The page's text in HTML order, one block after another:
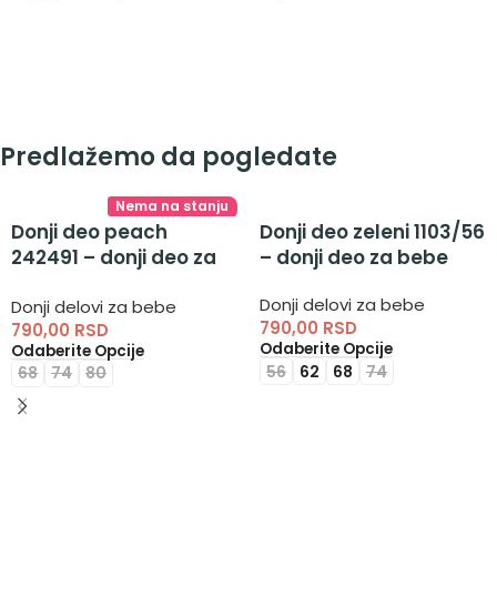
Predlažemo da pogledate
Nema na stanju
Donji deo peach
242491 – donji deo za
Donji delovi za bebe
790,00 RSD
Odaberite Opcije
68 74 80
Donji deo zeleni 1103/56
– donji deo za bebe
Donji delovi za bebe
790,00 RSD
Odaberite Opcije
56 62 68 74